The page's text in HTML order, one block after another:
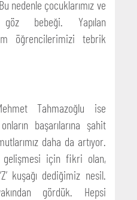
nedenle çocuklarımız ve
bebeği. Yapılan
öğrencilerimizi tebrik
Tahmazoğlu ise
başarılarına şahit
daha da artıyor.
gelişmesi için fikri olan,
kuşağı dediğimiz nesil.
gördük. Hepsi